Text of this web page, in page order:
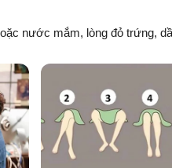
nước mắm, lòng đỏ trứng,